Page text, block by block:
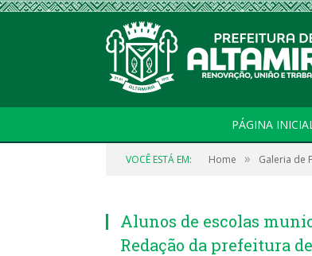
PÁGINA
VOCÊ ESTÁ EM: Home » Galeria de
Alunos de escolas
Redação da prefeitura